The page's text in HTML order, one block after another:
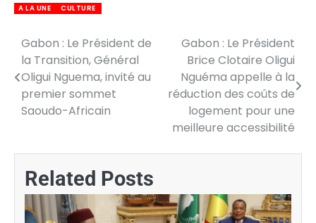
A LA UNE CULTURE
Navigation
de
l’article
Gabon : Le Président de
la Transition, Général
Oligui Nguema, invité au
premier sommet
Saoudo-Africain
Gabon : Le Président
Brice Clotaire Oligui
Nguéma appelle à la
réduction des coûts de
logement pour une
meilleure accessibilité
Related Posts